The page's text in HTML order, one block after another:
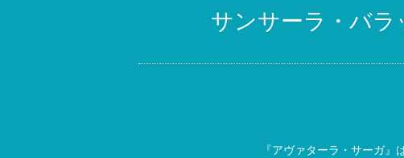
サンサーラ・バ
『アヴァターラ・サーガ